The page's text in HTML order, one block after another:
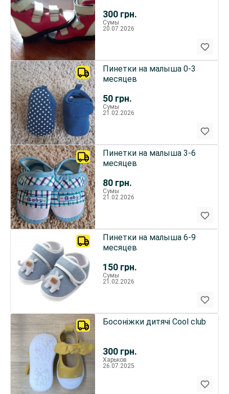
300 грн.
Сумы
20.07.2026
50 грн.
Пинетки на малыша 0-3
месяцев
Сумы
21.02.2026
80 грн.
Пинетки на малыша 3-6
месяцев
Сумы
21.02.2026
150 грн.
Пинетки на малыша 6-9
месяцев
Сумы
21.02.2026
300 грн.
Босоніжки дитячі Cool club
Харьков
26.07.2025